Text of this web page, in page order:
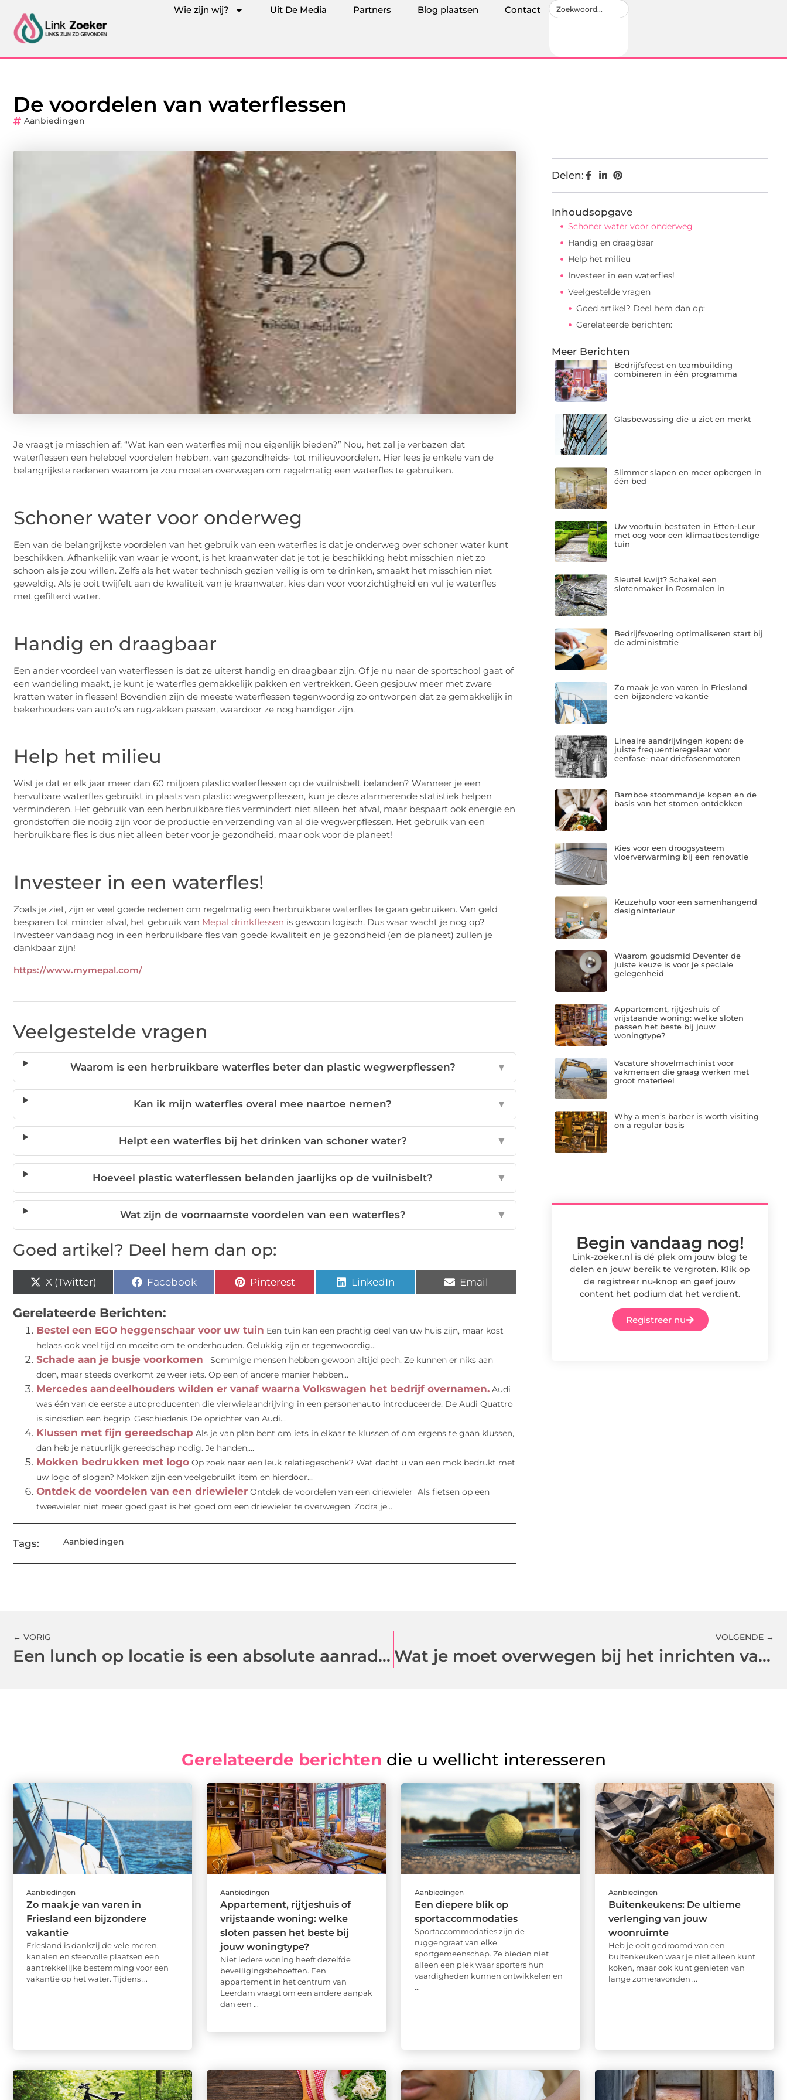
Wie zijn wij? Uit De Media Partners Blog plaatsen Contact
De voordelen van waterflessen
Aanbiedingen
Je vraagt je misschien af: “Wat kan een waterfles mij nou eigenlijk bieden?” Nou, het zal je verbazen dat
waterflessen een heleboel voordelen hebben, van gezondheids- tot milieuvoordelen. Hier lees je enkele van de
belangrijkste redenen waarom je zou moeten overwegen om regelmatig een waterfles te gebruiken.
Schoner water voor onderweg
Een van de belangrijkste voordelen van het gebruik van een waterfles is dat je onderweg over schoner water kunt
beschikken. Afhankelijk van waar je woont, is het kraanwater dat je tot je beschikking hebt misschien niet zo
schoon als je zou willen. Zelfs als het water technisch gezien veilig is om te drinken, smaakt het misschien niet
geweldig. Als je ooit twijfelt aan de kwaliteit van je kraanwater, kies dan voor voorzichtigheid en vul je waterfles
met gefilterd water.
Handig en draagbaar
Een ander voordeel van waterflessen is dat ze uiterst handig en draagbaar zijn. Of je nu naar de sportschool gaat of
een wandeling maakt, je kunt je waterfles gemakkelijk pakken en vertrekken. Geen gesjouw meer met zware
kratten water in flessen! Bovendien zijn de meeste waterflessen tegenwoordig zo ontworpen dat ze gemakkelijk in
bekerhouders van auto’s en rugzakken passen, waardoor ze nog handiger zijn.
Help het milieu
Wist je dat er elk jaar meer dan 60 miljoen plastic waterflessen op de vuilnisbelt belanden? Wanneer je een
hervulbare waterfles gebruikt in plaats van plastic wegwerpflessen, kun je deze alarmerende statistiek helpen
verminderen. Het gebruik van een herbruikbare fles vermindert niet alleen het afval, maar bespaart ook energie en
grondstoffen die nodig zijn voor de productie en verzending van al die wegwerpflessen. Het gebruik van een
herbruikbare fles is dus niet alleen beter voor je gezondheid, maar ook voor de planeet!
Investeer in een waterfles!
Zoals je ziet, zijn er veel goede redenen om regelmatig een herbruikbare waterfles te gaan gebruiken. Van geld
besparen tot minder afval, het gebruik van Mepal drinkflessen is gewoon logisch. Dus waar wacht je nog op?
Investeer vandaag nog in een herbruikbare fles van goede kwaliteit en je gezondheid (en de planeet) zullen je
dankbaar zijn!
https://www.mymepal.com/
Veelgestelde vragen
Waarom is een herbruikbare waterfles beter dan plastic wegwerpflessen? ▼
Kan ik mijn waterfles overal mee naartoe nemen? ▼
Helpt een waterfles bij het drinken van schoner water? ▼
Hoeveel plastic waterflessen belanden jaarlijks op de vuilnisbelt? ▼
Wat zijn de voornaamste voordelen van een waterfles? ▼
Goed artikel? Deel hem dan op:
X (Twitter) Facebook Pinterest LinkedIn Email
Gerelateerde Berichten:
Bestel een EGO heggenschaar voor uw tuin Een tuin kan een prachtig deel van uw huis zijn, maar kost
helaas ook veel tijd en moeite om te onderhouden. Gelukkig zijn er tegenwoordig...
Schade aan je busje voorkomen
Sommige mensen hebben gewoon altijd pech. Ze kunnen er niks aan
doen, maar steeds overkomt ze weer iets. Op een of andere manier hebben...
Mercedes aandeelhouders wilden er vanaf waarna Volkswagen het bedrijf overnamen. Audi
was één van de eerste autoproducenten die vierwielaandrijving in een personenauto introduceerde. De Audi Quattro
is sindsdien een begrip. Geschiedenis De oprichter van Audi...
Klussen met fijn gereedschap Als je van plan bent om iets in elkaar te klussen of om ergens te gaan klussen,
dan heb je natuurlijk gereedschap nodig. Je handen,...
Mokken bedrukken met logo Op zoek naar een leuk relatiegeschenk? Wat dacht u van een mok bedrukt met
uw logo of slogan? Mokken zijn een veelgebruikt item en hierdoor...
Ontdek de voordelen van een driewieler Ontdek de voordelen van een driewieler Als fietsen op een
tweewieler niet meer goed gaat is het goed om een driewieler te overwegen. Zodra je...
Tags: Aanbiedingen
Delen:
Inhoudsopgave
Schoner water voor onderweg
Handig en draagbaar
Help het milieu
Investeer in een waterfles!
Veelgestelde vragen
Goed artikel? Deel hem dan op:
Gerelateerde berichten:
Meer Berichten
Bedrijfsfeest en teambuilding
combineren in één programma
Glasbewassing die u ziet en merkt
Slimmer slapen en meer opbergen in
één bed
Uw voortuin bestraten in Etten-Leur
met oog voor een klimaatbestendige
tuin
Sleutel kwijt? Schakel een
slotenmaker in Rosmalen in
Bedrijfsvoering optimaliseren start bij
de administratie
Zo maak je van varen in Friesland
een bijzondere vakantie
Lineaire aandrijvingen kopen: de
juiste frequentieregelaar voor
eenfase- naar driefasenmotoren
Bamboe stoommandje kopen en de
basis van het stomen ontdekken
Kies voor een droogsysteem
vloerverwarming bij een renovatie
Keuzehulp voor een samenhangend
designinterieur
Waarom goudsmid Deventer de
juiste keuze is voor je speciale
gelegenheid
Appartement, rijtjeshuis of
vrijstaande woning: welke sloten
passen het beste bij jouw
woningtype?
Vacature shovelmachinist voor
vakmensen die graag werken met
groot materieel
Why a men’s barber is worth visiting
on a regular basis
Begin vandaag nog!
Link-zoeker.nl is dé plek om jouw blog te
delen en jouw bereik te vergroten. Klik op
de registreer nu-knop en geef jouw
content het podium dat het verdient.
Registreer nu
← VORIG
Een lunch op locatie is een absolute aanrader
VOLGENDE →
Wat je moet overwegen bij het inrichten van jouw woning!
Gerelateerde berichten die u wellicht interesseren
Aanbiedingen
Zo maak je van varen in
Friesland een bijzondere
vakantie
Friesland is dankzij de vele meren,
kanalen en sfeervolle plaatsen een
aantrekkelijke bestemming voor een
vakantie op het water. Tijdens ...
Aanbiedingen
Appartement, rijtjeshuis of
vrijstaande woning: welke
sloten passen het beste bij
jouw woningtype?
Niet iedere woning heeft dezelfde
beveiligingsbehoeften. Een
appartement in het centrum van
Leerdam vraagt om een andere aanpak
dan een ...
Aanbiedingen
Een diepere blik op
sportaccommodaties
Sportaccommodaties zijn de
ruggengraat van elke
sportgemeenschap. Ze bieden niet
alleen een plek waar sporters hun
vaardigheden kunnen ontwikkelen en
...
Aanbiedingen
Buitenkeukens: De ultieme
verlenging van jouw
woonruimte
Heb je ooit gedroomd van een
buitenkeuken waar je niet alleen kunt
koken, maar ook kunt genieten van
lange zomeravonden ...